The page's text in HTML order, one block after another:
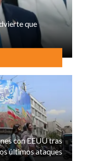
que
con EEUU tras
últimos ataques